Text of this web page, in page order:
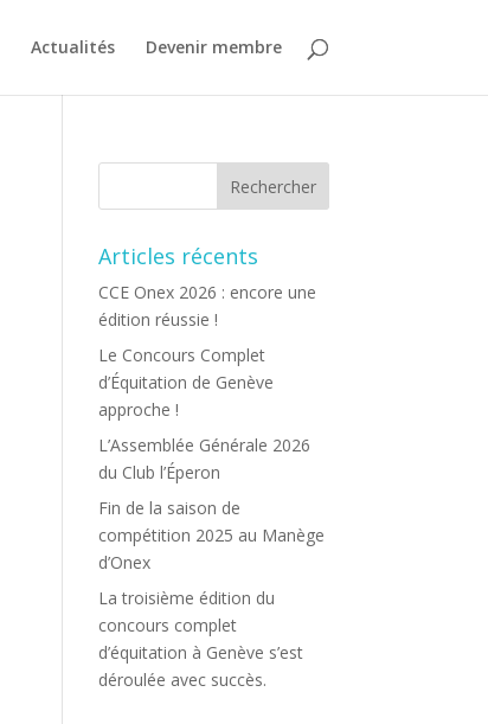
Actualités Devenir membre
Articles récents
CCE Onex 2026 : encore une
édition réussie !
Le Concours Complet
d’Équitation de Genève
approche !
L’Assemblée Générale 2026
du Club l’Éperon
Fin de la saison de
compétition 2025 au Manège
d’Onex
La troisième édition du
concours complet
d’équitation à Genève s’est
déroulée avec succès.